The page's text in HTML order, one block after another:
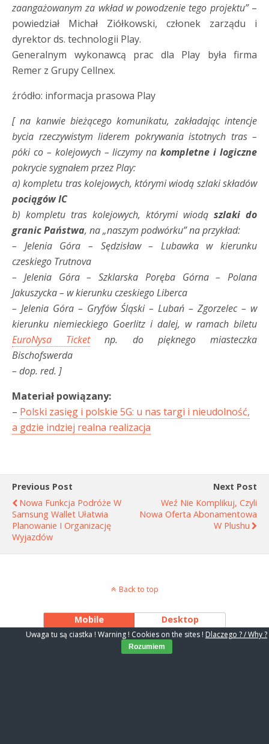
zaangażowanym za wkład w powodzenie tego projektu”–
powiedział Michał Ziółkowski, członek zarządu i
dyrektor ds. technologii Play.
Generalnym wykonawcą prac dla Play była firma
Remer z Grupy Cellnex.
źródło: informacja prasowa Play
[ na kanwie bieżącego komunikatu, zakładając intencje
bycia rzeczywistym liderem pokrywania istotnych tras –
póki co – kolejowych – liczymy nakompletne i logiczne
pokrycie sygnałem przez Play:
a) kompletu tras kolejowych, którymi wiodą szlaki składów
pociągów IC
b) kompletu tras kolejowych, którymi wiodą szlaki do
granic Państwa, na „naszym podwórku” na przykład:
– Jelenia Góra – Sędzisław – Lubawka w kierunku
czeskiego Trutnova
– Jelenia Góra – Szklarska Poręba Górna – Polana
Jakuszycka – w kierunku czeskiego Liberca
– Jelenia Góra – Gryfów Śląski – Lubań – Zgorzelec – w
kierunku niemieckiego Goerlitz i dalej, w ramach biletu
EuroNysa Ticketnp. do pięknego miasteczka
Bischofswerda
– dop. red. ]
Materiał powiązany:
– Polski zasięg i polskie 5G: u nas targi i nieudolność,
a gdzie indziej realna realizacja
Previous Post
Nowa Funkcja Podróże W
Samsung Wallet Ułatwia
Planowanie I Organizację
Wyjazdów
Next Post
Weź Nie Komplikuj, Czyli
Nowa Oferta Abonamentowa
W Plushu
Back to top
Mobile Desktop
Uwaga tu są ciastka ! Warning ! Cookies on the sites ! Dlaczego ? / Why ?
Rozumiem